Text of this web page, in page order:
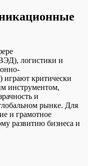
логистики и
критически
инструментом,
и
рынке. Для
и грамотное
развитию бизнеса и